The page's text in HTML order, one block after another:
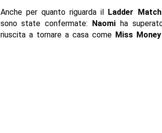
Anche per quanto riguarda il Ladder
sono state confermate: Naomi ha
riuscita a tornare a casa come Miss